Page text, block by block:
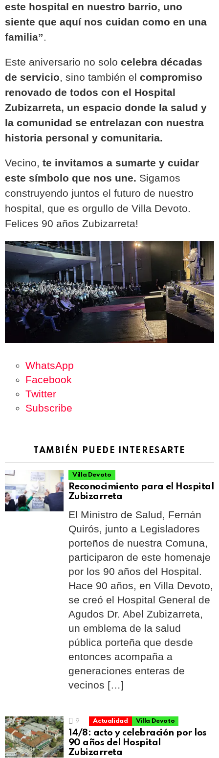
este hospital en nuestro barrio, uno
siente que aquí nos cuidan como en una
familia”.
Este aniversario no solo celebra décadas
de servicio, sino también el compromiso
renovado de todos con el Hospital
Zubizarreta, un espacio donde la salud y
la comunidad se entrelazan con nuestra
historia personal y comunitaria.
Vecino, te invitamos a sumarte y cuidar
este símbolo que nos une. Sigamos
construyendo juntos el futuro de nuestro
hospital, que es orgullo de Villa Devoto.
Felices 90 años Zubizarreta!
WhatsApp
Facebook
Twitter
Subscribe
TAMBIÉN PUEDE INTERESARTE
Villa Devoto
Reconocimiento para el Hospital
Zubizarreta
El Ministro de Salud, Fernán
Quirós, junto a Legisladores
porteños de nuestra Comuna,
participaron de este homenaje
por los 90 años del Hospital.
Hace 90 años, en Villa Devoto,
se creó el Hospital General de
Agudos Dr. Abel Zubizarreta,
un emblema de la salud
pública porteña que desde
entonces acompaña a
generaciones enteras de
vecinos […]
9 Actualidad Villa Devoto
14/8: acto y celebración por los
90 años del Hospital
Zubizarreta